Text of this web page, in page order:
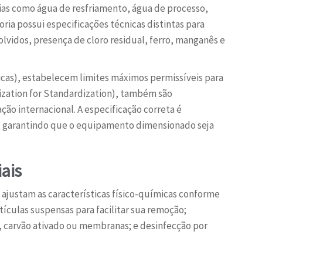
como água de resfriamento, água de processo,
possui especificações técnicas distintas para
presença de cloro residual, ferro, manganês e
estabelecem limites máximos permissíveis para
for Standardization), também são
internacional. A especificação correta é
que o equipamento dimensionado seja
as características físico-químicas conforme
suspensas para facilitar sua remoção;
ativado ou membranas; e desinfecção por